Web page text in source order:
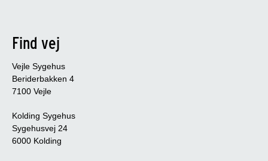
Find vej
Vejle Sygehus
Beriderbakken 4
7100 Vejle
Kolding Sygehus
Sygehusvej 24
6000 Kolding